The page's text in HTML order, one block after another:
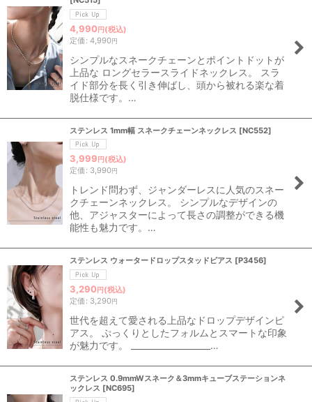
4,990円(税込)
定価 : 4,990円
シンプルなスネークチェーンとポイントドットが
上品な ロングセラースライドネックレス。 スラ
イド部分を長く引き伸ばし、頭から被れる楽な着
脱仕様です。…
ステンレス 1mm幅 スネークチェーンネックレス [NC552]
3,999 円 (税込)
定価 : 3,990円
トレンド問わず、ジャンダーレスに人気のスネー
クチェーンネックレス。 シンプルなデザインの
他、アジャスターによって長さの調整ができる機
能性も魅力です。…
ステンレス ウォータードロップスタッドピアス [P3456]
3,290円(税込)
定価 : 3,290円
世代を超えて愛される上品なドロップデザインピ
アス。 ぷっくりとしたフォルムとスマートな印象
が魅力です。 ___________________…
ステンレス 0.9mmWスネーク＆3mmキューブステーションネ
ックレス [NC695]